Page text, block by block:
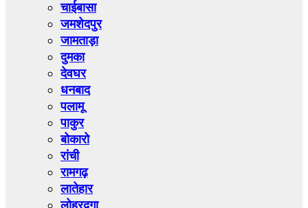
चाईबासा
जमशेदपुर
जामताड़ा
दुमका
देवघर
धनबाद
पलामू
पाकुर
बोकारो
रांची
रामगढ़
लातेहार
लोहरदगा